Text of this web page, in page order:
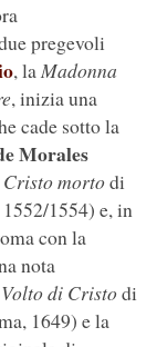
pregevoli
, laMadonna
, inizia una
cade sotto la
Morales
mortodi
1554) e, in
con la
nota
Volto di Cristodi
1649) e la